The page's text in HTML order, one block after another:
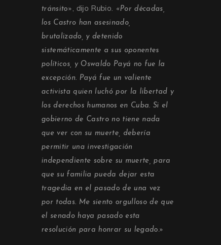
tránsito», dijo Rubio. «Por décadas,
los Castro han asesinado,
brutalizado, y detenido
sistemáticamente a sus oponentes
políticos, y Oswaldo Payá no fue la
excepción. Payá fue un valiente
activista quien luchó por la libertad y
los derechos humanos en Cuba. Si el
gobierno de Castro no tiene nada
que ver con su muerte, debería
permitir una investigación
independiente sobre su muerte, para
que su familia pueda dejar esta
tragedia en el pasado de una vez
por todas. Me siento orgulloso de que
el senado haya pasado esta
resolución para honrar su legado.»